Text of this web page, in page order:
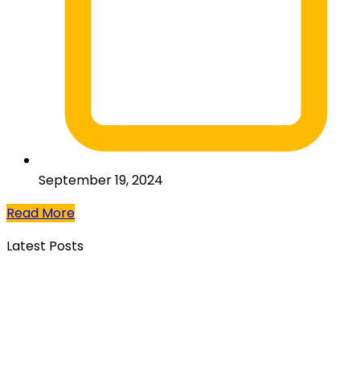
September 19, 2024
Read More
Latest Posts